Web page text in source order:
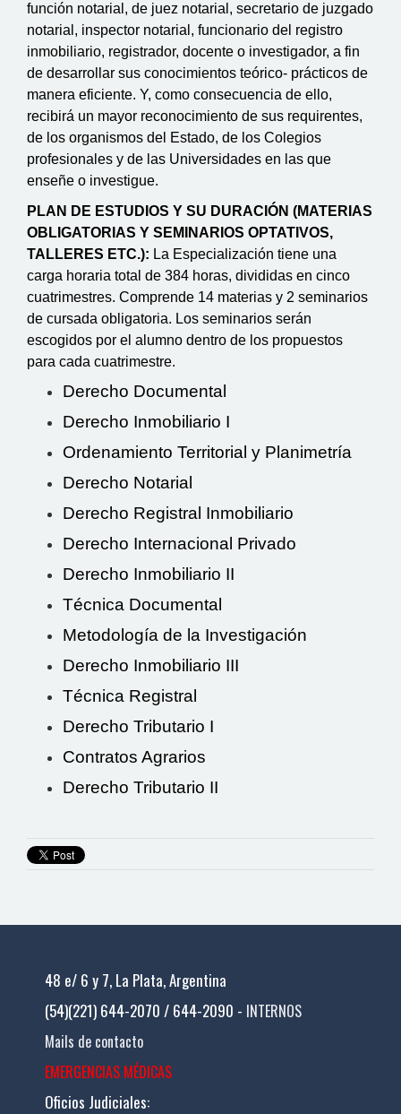
función notarial, de juez notarial, secretario de juzgado
notarial, inspector notarial, funcionario del registro
inmobiliario, registrador, docente o investigador, a fin
de desarrollar sus conocimientos teórico- prácticos de
manera eficiente. Y, como consecuencia de ello,
recibirá un mayor reconocimiento de sus requirentes,
de los organismos del Estado, de los Colegios
profesionales y de las Universidades en las que
enseñe o investigue.
PLAN DE ESTUDIOS Y SU DURACIÓN (MATERIAS
OBLIGATORIAS Y SEMINARIOS OPTATIVOS,
TALLERES ETC.): La Especialización tiene una
carga horaria total de 384 horas, divididas en cinco
cuatrimestres. Comprende 14 materias y 2 seminarios
de cursada obligatoria. Los seminarios serán
escogidos por el alumno dentro de los propuestos
para cada cuatrimestre.
Derecho Documental
Derecho Inmobiliario I
Ordenamiento Territorial y Planimetría
Derecho Notarial
Derecho Registral Inmobiliario
Derecho Internacional Privado
Derecho Inmobiliario II
Técnica Documental
Metodología de la Investigación
Derecho Inmobiliario III
Técnica Registral
Derecho Tributario I
Contratos Agrarios
Derecho Tributario II
48 e/ 6 y 7, La Plata, Argentina
(54)(221) 644-2070 / 644-2090 - INTERNOS
Mails de contacto
EMERGENCIAS MÉDICAS
Oficios Judiciales: